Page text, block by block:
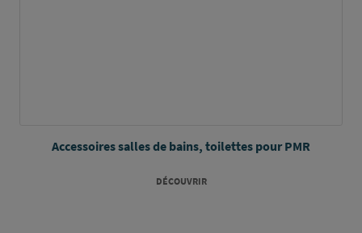
Accessoires salles de bains, toilettes pour PMR
DÉCOUVRIR